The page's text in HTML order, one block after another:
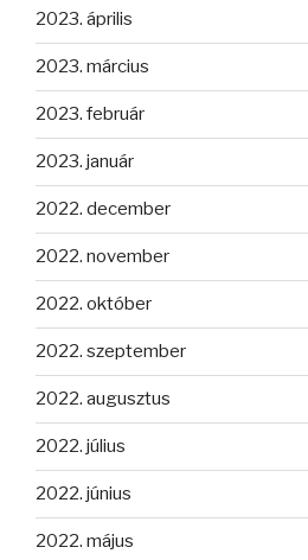
2023. április
2023. március
2023. február
2023. január
2022. december
2022. november
2022. október
2022. szeptember
2022. augusztus
2022. július
2022. június
2022. május